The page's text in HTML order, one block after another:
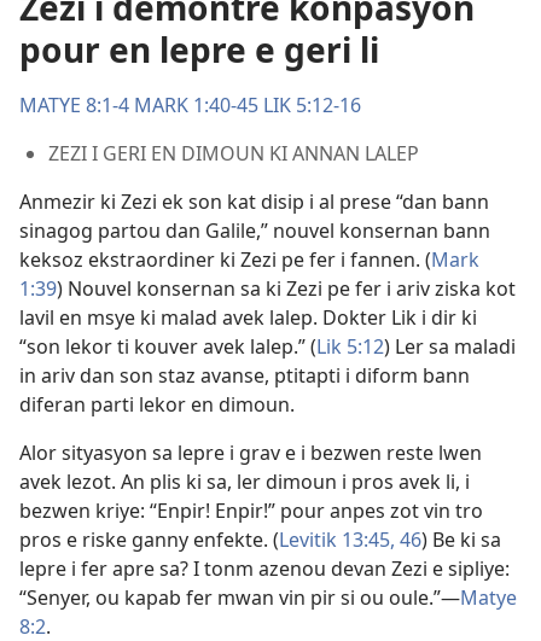
pour en lepre e geri li
MATYE 8:1-4 MARK 1:40-45 LIK 5:12-16
ZEZI I GERI EN DIMOUN KI ANNAN LALEP
Anmezir ki Zezi ek son kat disip i al prese “dan bann
sinagog partou dan Galile,” nouvel konsernan bann
keksoz ekstraordiner ki Zezi pe fer i fannen. (Mark
1:39) Nouvel konsernan sa ki Zezi pe fer i ariv ziska kot
lavil en msye ki malad avek lalep. Dokter Lik i dir ki
“son lekor ti kouver avek lalep.” (Lik 5:12) Ler sa maladi
in ariv dan son staz avanse, ptitapti i diform bann
diferan parti lekor en dimoun.
Alor sityasyon sa lepre i grav e i bezwen reste lwen
avek lezot. An plis ki sa, ler dimoun i pros avek li, i
bezwen kriye: “Enpir! Enpir!” pour anpes zot vin tro
pros e riske ganny enfekte. (Levitik 13:45, 46) Be ki sa
lepre i fer apre sa? I tonm azenou devan Zezi e sipliye:
“Senyer, ou kapab fer mwan vin pir si ou oule.”​—Matye
8:2.